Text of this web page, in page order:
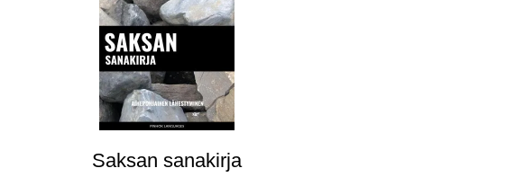
Saksan sanakirja